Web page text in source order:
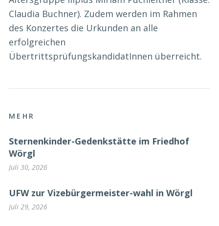
Claudia Buchner). Zudem werden im Rahmen
des Konzertes die Urkunden an alle
erfolgreichen
ÜbertrittsprüfungskandidatInnen überreicht.
MEHR
Sternenkinder-Gedenkstätte im Friedhof
Wörgl
Juli 30, 2026
UFW zur Vizebürgermeister-wahl in Wörgl
Juli 29, 2026